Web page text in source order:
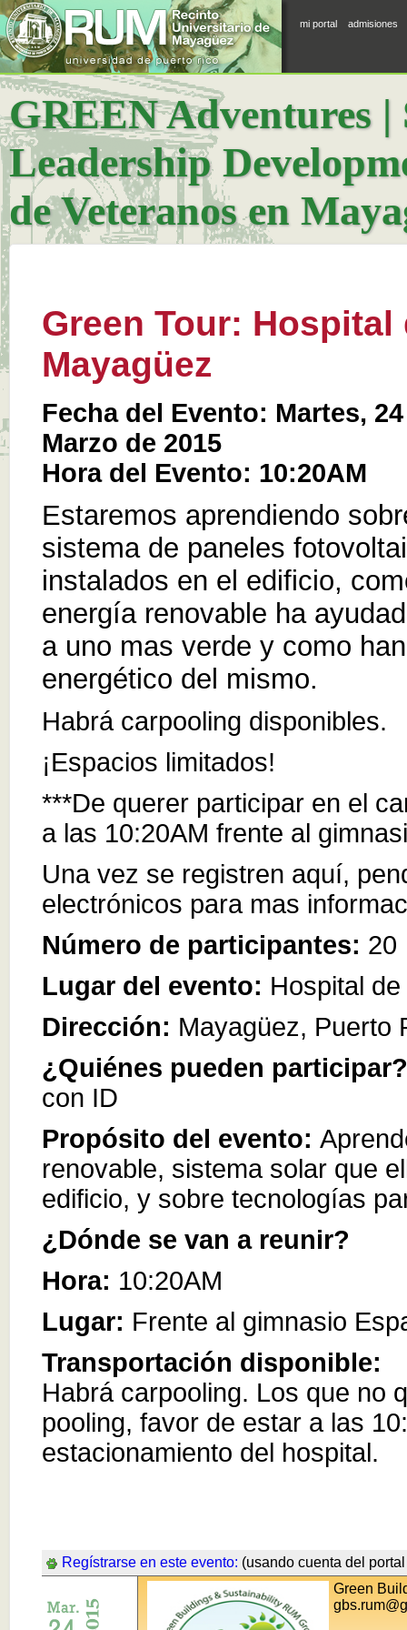
mi portal admisiones
GREEN Adventures
Leadership
de Veteranos en
Green Tour: Hospital
Mayagüez
Fecha del Evento: Martes,
Marzo de 2015
Hora del Evento: 10:20AM
Estaremos aprendiendo
sistema de paneles
instalados en el edificio,
energía renovable ha
a uno mas verde y como
energético del mismo.
Habrá carpooling disponibles.
¡Espacios limitados!
***De querer participar en el
a las 10:20AM frente al
Una vez se registren aquí,
electrónicos para mas
Número de participantes: 20
Lugar del evento: Hospital
Dirección: Mayagüez, Puerto
¿Quiénes pueden
con ID
Propósito del evento:
renovable, sistema solar que
edificio, y sobre tecnologías
¿Dónde se van a reunir?
Hora: 10:20AM
Lugar: Frente al gimnasio
Transportación disponible:
Habrá carpooling. Los que no
pooling, favor de estar a las
estacionamiento del hospital.
Regístrarse en este evento: (usando cuenta del
Green